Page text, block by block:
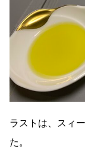
ラストは、スィ
た。